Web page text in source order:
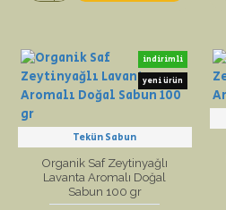
indirimli
yeni ürün
Tekün Sabun
Organik Saf Zeytinyağlı
Lavanta Aromalı Doğal
Sabun 100 gr